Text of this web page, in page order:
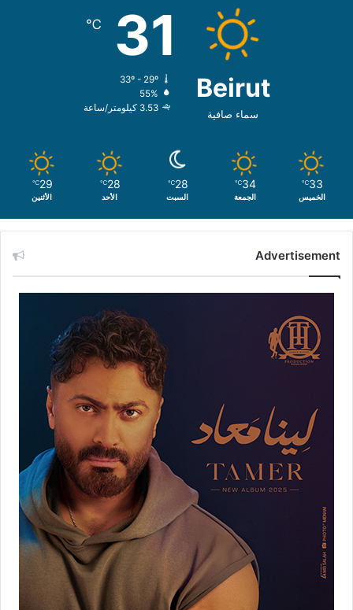
Beirut
سماء صافية
31
℃
33º - 29º
55%
3.53 كيلومتر/ساعة
33
℃
الخميس
34
℃
الجمعة
28
℃
السبت
28
℃
الأحد
29
℃
الأثنين
Advertisement